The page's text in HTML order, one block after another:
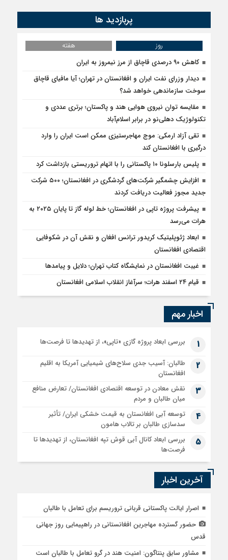
پربازدید ها
روز
هفته
کاهش ۹۰ درصدی قاچاق از مرز نیمروز به ایران
دیدار وزرای نفت ایران و افغانستان در تهران؛ آیا مافیای قاچاق
سوخت سازماندهی خواهد شد؟
مقایسه توان نیروی هوایی هند و پاکستان؛ برتری عددی و
تکنولوژیک دهلی‌نو در برابر اسلام‌آباد
تقی آزاد ارمکی: موج مهاجرستیزی ممکن است ایران را وارد
درگیری با افغانستان کند
پلیس بارسلونا ۱۰ پاکستانی را با اتهام تروریستی بازداشت کرد
افزایش چشمگیر شرکت‌های گردشگری در افغانستان؛ ۵۰۰ شرکت
جدید مجوز فعالیت دریافت کردند
پیشرفت پروژه تاپی در افغانستان؛ خط لوله گاز تا پایان ۲۰۲۵ به
هرات می‌رسد
ابعاد ژئوپلیتیک کریدور ترانس افغان و نقش آن در شکوفایی
اقتصادی افغانستان
غیبت افغانستان در نمایشگاه کتاب تهران؛ دلایل و پیامدها
قیام ۲۴ اسفند هرات؛ سرآغاز انقلاب اسلامی افغانستان
اخبار مهم
1 بررسی ابعاد پروژه گازی «تاپی»، از تهدیدها تا فرصت‌ها
2
طالبان: آسیب جدی سلاح‌های شیمیایی آمریکا به اقلیم
افغانستان
3
نقش معادن در توسعه اقتصادی افغانستان/ تعارض منافع
میان طالبان و مردم
4
توسعه آبی افغانستان به قیمت خشکی ایران/ تأثیر
سدسازی طالبان بر تالاب هامون
5
بررسی ابعاد کانال آبی قوش تپه افغانستان، از تهدیدها تا
فرصت‌ها
آخرین اخبار
اصرار ایالت پاکستانی قربانی تروریسم برای تعامل با طالبان
حضور گسترده مهاجرین افغانستانی در راهپیمایی روز جهانی
قدس
مشاور سابق پنتاگون: امنیت هند در گرو تعامل با طالبان است